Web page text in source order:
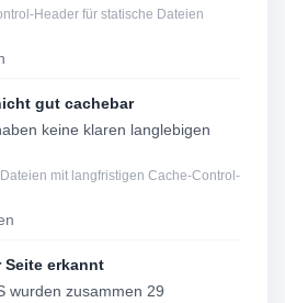
Header für statische Dateien
gut cachebar
keine klaren langlebigen
mit langfristigen Cache-Control-
Seite erkannt
wurden zusammen 29